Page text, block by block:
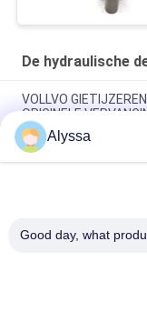
De hydraulische
VOLLVO
ORIGINELE
VOLLVO
ORIGINELE
VOLLVO
Alyssa
Good day, what